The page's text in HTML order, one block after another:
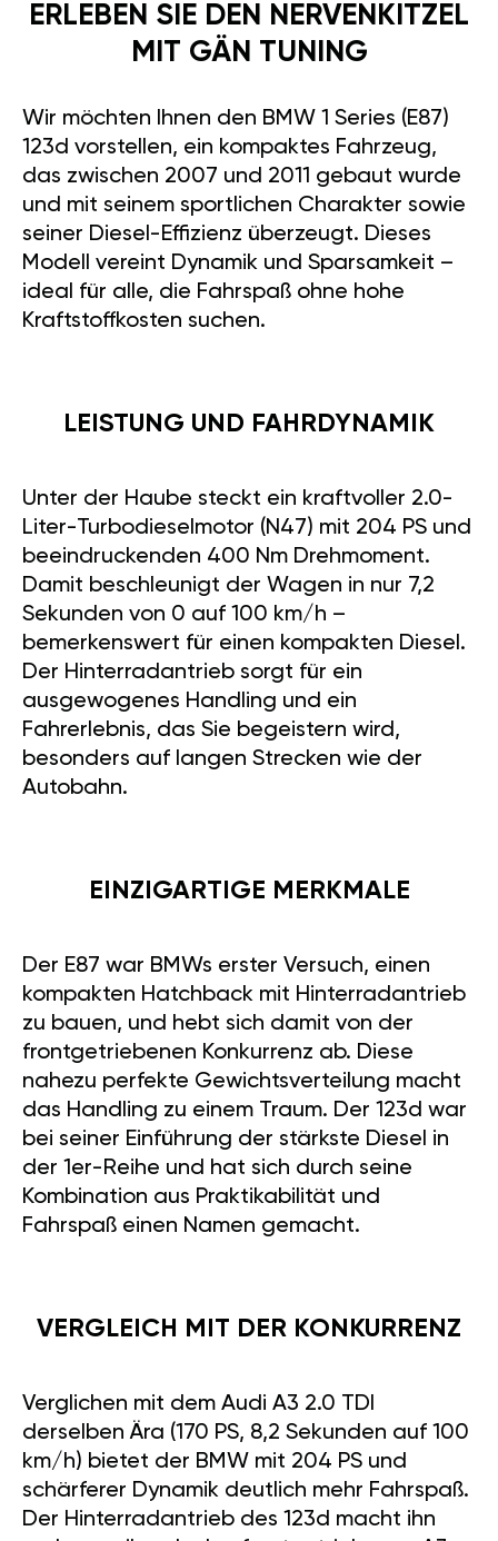
ERLEBEN SIE DEN NERVENKITZEL
MIT GÄN TUNING
Wir möchten Ihnen den BMW 1 Series (E87)
123d vorstellen, ein kompaktes Fahrzeug,
das zwischen 2007 und 2011 gebaut wurde
und mit seinem sportlichen Charakter sowie
seiner Diesel-Effizienz überzeugt. Dieses
Modell vereint Dynamik und Sparsamkeit –
ideal für alle, die Fahrspaß ohne hohe
Kraftstoffkosten suchen.
LEISTUNG UND FAHRDYNAMIK
Unter der Haube steckt ein kraftvoller 2.0-
Liter-Turbodieselmotor (N47) mit 204 PS und
beeindruckenden 400 Nm Drehmoment.
Damit beschleunigt der Wagen in nur 7,2
Sekunden von 0 auf 100 km/h –
bemerkenswert für einen kompakten Diesel.
Der Hinterradantrieb sorgt für ein
ausgewogenes Handling und ein
Fahrerlebnis, das Sie begeistern wird,
besonders auf langen Strecken wie der
Autobahn.
EINZIGARTIGE MERKMALE
Der E87 war BMWs erster Versuch, einen
kompakten Hatchback mit Hinterradantrieb
zu bauen, und hebt sich damit von der
frontgetriebenen Konkurrenz ab. Diese
nahezu perfekte Gewichtsverteilung macht
das Handling zu einem Traum. Der 123d war
bei seiner Einführung der stärkste Diesel in
der 1er-Reihe und hat sich durch seine
Kombination aus Praktikabilität und
Fahrspaß einen Namen gemacht.
VERGLEICH MIT DER KONKURRENZ
Verglichen mit dem Audi A3 2.0 TDI
derselben Ära (170 PS, 8,2 Sekunden auf 100
km/h) bietet der BMW mit 204 PS und
schärferer Dynamik deutlich mehr Fahrspaß.
Der Hinterradantrieb des 123d macht ihn